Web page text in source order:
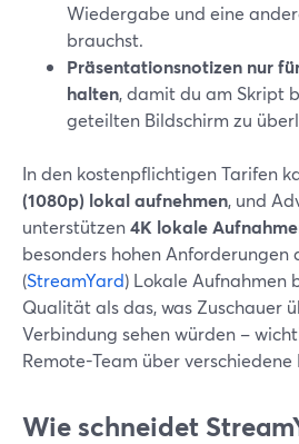
Wiedergabe und eine
brauchst.
Präsentationsnotizen nur
halten, damit du am Skript
geteilten Bildschirm zu
In den kostenpflichtigen Tarifen
(1080p) lokal aufnehmen, und
unterstützen4K lokale
besonders hohen Anforderungen
(StreamYard) Lokale Aufnahmen
Qualität als das, was Zuschauer
Verbindung sehen würden –
Remote-Team über
Wie schneidet